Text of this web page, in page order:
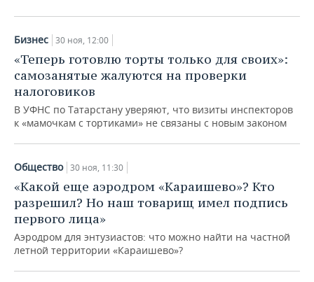
Бизнес 30 ноя, 12:00
«Теперь готовлю торты только для своих»:
самозанятые жалуются на проверки
налоговиков
В УФНС по Татарстану уверяют, что визиты инспекторов
к «мамочкам с тортиками» не связаны с новым законом
Общество 30 ноя, 11:30
«Какой еще аэродром «Караишево»? Кто
разрешил? Но наш товарищ имел подпись
первого лица»
Аэродром для энтузиастов: что можно найти на частной
летной территории «Караишево»?